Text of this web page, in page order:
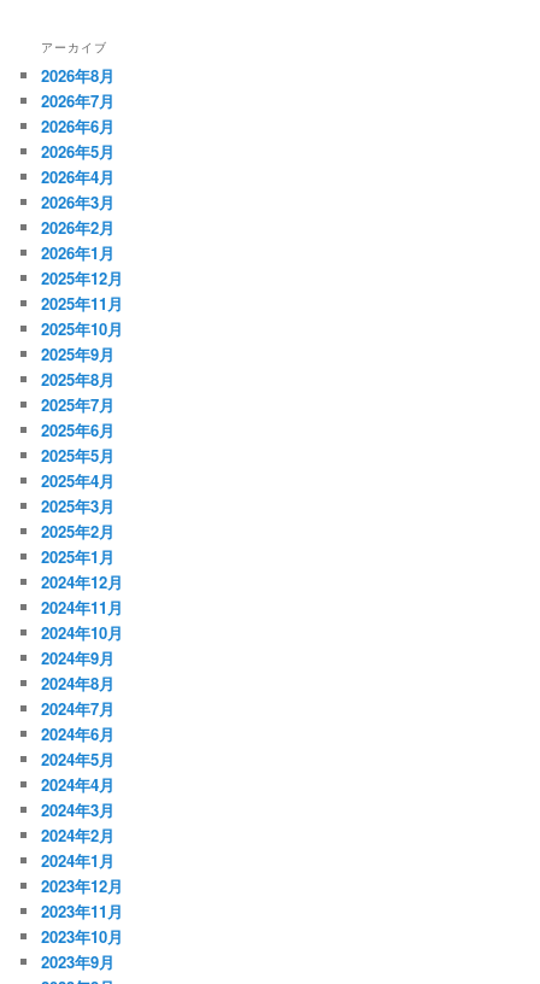
アーカイブ
2026年8月
2026年7月
2026年6月
2026年5月
2026年4月
2026年3月
2026年2月
2026年1月
2025年12月
2025年11月
2025年10月
2025年9月
2025年8月
2025年7月
2025年6月
2025年5月
2025年4月
2025年3月
2025年2月
2025年1月
2024年12月
2024年11月
2024年10月
2024年9月
2024年8月
2024年7月
2024年6月
2024年5月
2024年4月
2024年3月
2024年2月
2024年1月
2023年12月
2023年11月
2023年10月
2023年9月